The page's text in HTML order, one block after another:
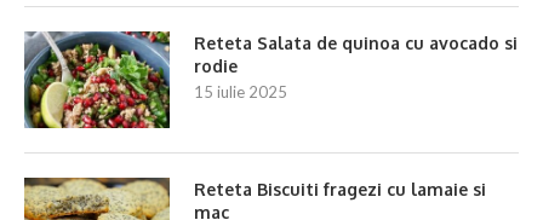
Reteta Salata de quinoa cu avocado si
rodie
15 iulie 2025
Reteta Biscuiti fragezi cu lamaie si
mac